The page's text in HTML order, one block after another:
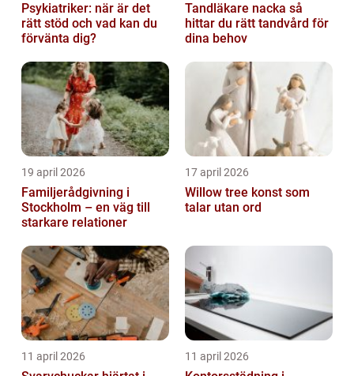
Psykiatriker: när är det
rätt stöd och vad kan du
förvänta dig?
Tandläkare nacka så
hittar du rätt tandvård för
dina behov
19 april 2026
Familjerådgivning i
Stockholm – en väg till
starkare relationer
17 april 2026
Willow tree konst som
talar utan ord
11 april 2026 11 april 2026